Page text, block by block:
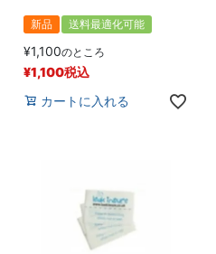
新品 送料最適化可能
¥1,100のところ
¥1,100税込
カートに入れる